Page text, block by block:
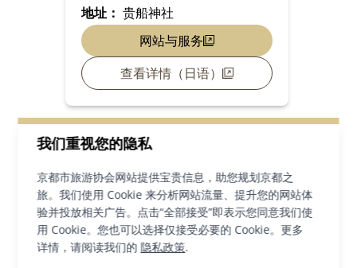
我们重视您的隐私
京都市旅游协会网站提供宝贵信息，助您规划京都之
旅。我们使用 Cookie 来分析网站流量、提升您的网站体
验并投放相关广告。点击“全部接受”即表示您同意我们使
用 Cookie。您也可以选择仅接受必要的 Cookie。更多
详情，请阅读我们的隐私政策.
地址： 贵船神社
网站与服务
查看详情（日语）
查看所有即将举行的活动